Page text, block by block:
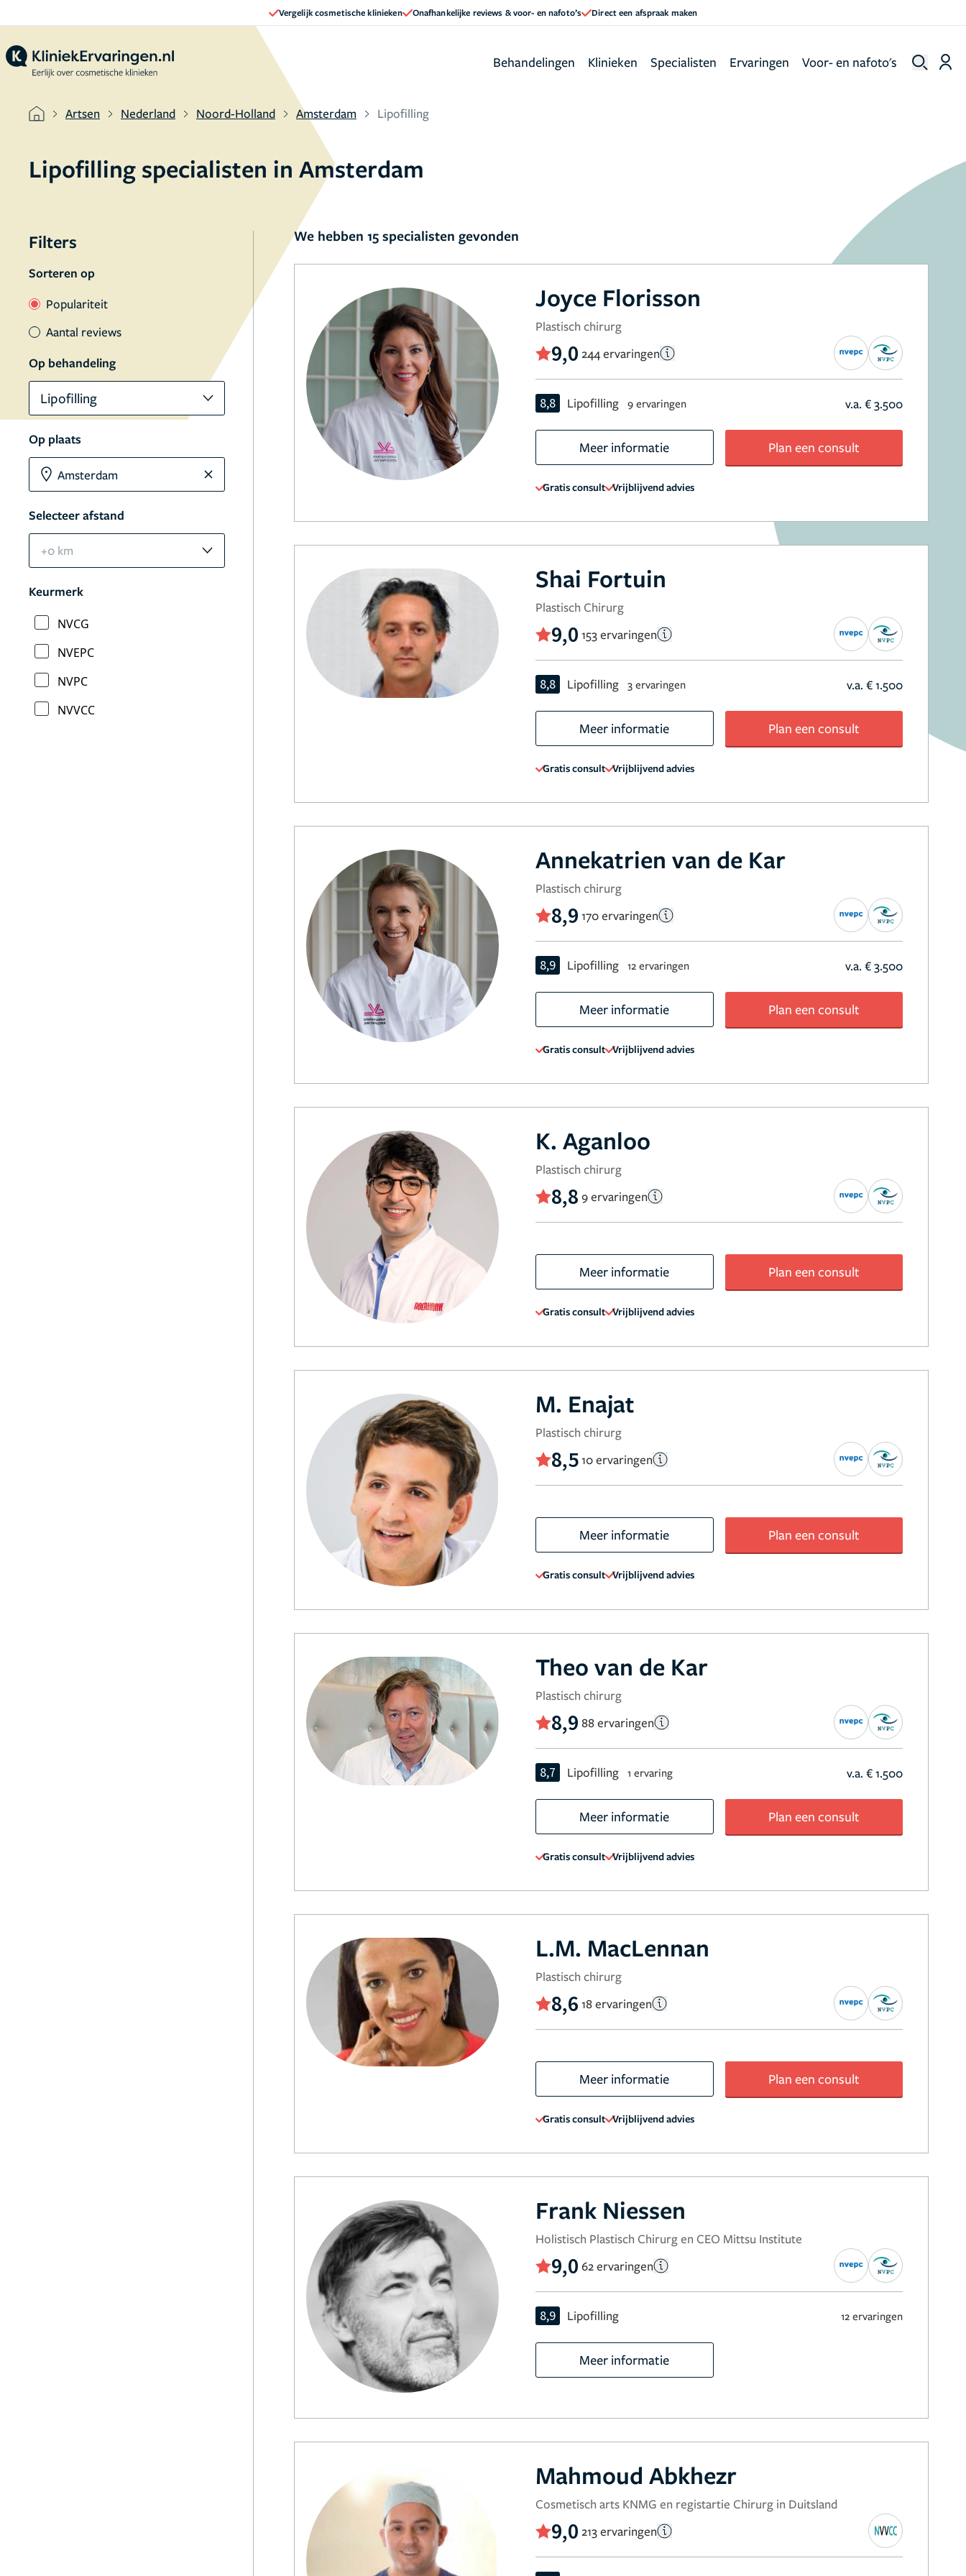
Vergelijk cosmetische klinieken Onafhankelijke reviews & voor- en nafoto’s Direct een afspraak maken
Behandelingen Klinieken Specialisten Ervaringen Voor- en nafoto's
Artsen Nederland Noord-Holland Amsterdam Lipofilling
Lipofilling specialisten in Amsterdam
Filters
Sorteren op
Populariteit
Aantal reviews
Op behandeling
Lipofilling
Op plaats
Selecteer afstand
+0 km
Keurmerk
NVCG
NVEPC
NVPC
NVVCC
We hebben 15 specialisten gevonden
Joyce Florisson
Plastisch chirurg
9,0 244 ervaringen
8,8 Lipofilling 9 ervaringen v.a. € 3.500
Meer informatie Plan een consult
Gratis consult Vrijblijvend advies
Shai Fortuin
Plastisch Chirurg
9,0 153 ervaringen
8,8 Lipofilling 3 ervaringen v.a. € 1.500
Meer informatie Plan een consult
Gratis consult Vrijblijvend advies
Annekatrien van de Kar
Plastisch chirurg
8,9 170 ervaringen
8,9 Lipofilling 12 ervaringen v.a. € 3.500
Meer informatie Plan een consult
Gratis consult Vrijblijvend advies
K. Aganloo
Plastisch chirurg
8,8 9 ervaringen
Meer informatie Plan een consult
Gratis consult Vrijblijvend advies
M. Enajat
Plastisch chirurg
8,510 ervaringen
Meer informatie Plan een consult
Gratis consult Vrijblijvend advies
Theo van de Kar
Plastisch chirurg
8,9 88 ervaringen
8,7 Lipofilling 1 ervaring v.a. € 1.500
Meer informatie Plan een consult
Gratis consult Vrijblijvend advies
L.M. MacLennan
Plastisch chirurg
8,6 18 ervaringen
Meer informatie Plan een consult
Gratis consult Vrijblijvend advies
Frank Niessen
Holistisch Plastisch Chirurg en CEO Mittsu Institute
9,0 62 ervaringen
8,9 Lipofilling 12 ervaringen
Meer informatie
Mahmoud Abkhezr
Cosmetisch arts KNMG en registartie Chirurg in Duitsland
9,0 213 ervaringen